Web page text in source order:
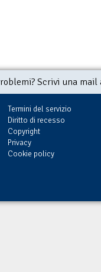
Scrivi una
Termini del servizio
Diritto di recesso
Copyright
Privacy
Cookie policy